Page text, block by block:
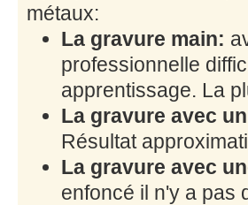
métaux:
La gravure main:
professionnelle
apprentissage. La
La gravure avec
Résultat
La gravure avec
enfoncé il n'y a pas